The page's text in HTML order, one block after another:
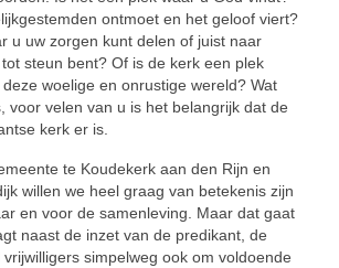
ontmoet en het geloof viert?
u uw zorgen kunt delen of juist naar
steun bent? Of is de kerk een plek
woelige en onrustige wereld? Wat
voor velen van u is het belangrijk dat de
kerk er is.
te Koudekerk aan den Rijn en
willen we heel graag van betekenis zijn
en voor de samenleving. Maar dat gaat
naast de inzet van de predikant, de
simpelweg ook om voldoende